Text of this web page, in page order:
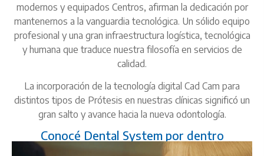
modernos y equipados Centros, afirman la dedicación por
mantenernos a la vanguardia tecnológica. Un sólido equipo
profesional y una gran infraestructura logística, tecnológica
y humana que traduce nuestra filosofía en servicios de
calidad.
La incorporación de la tecnología digital Cad Cam para
distintos tipos de Prótesis en nuestras clínicas significó un
gran salto y avance hacia la nueva odontología.
Conocé Dental System por dentro